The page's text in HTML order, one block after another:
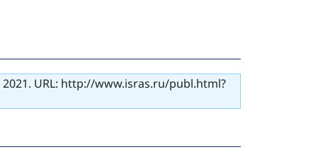
URL: http://www.isras.ru/publ.html?